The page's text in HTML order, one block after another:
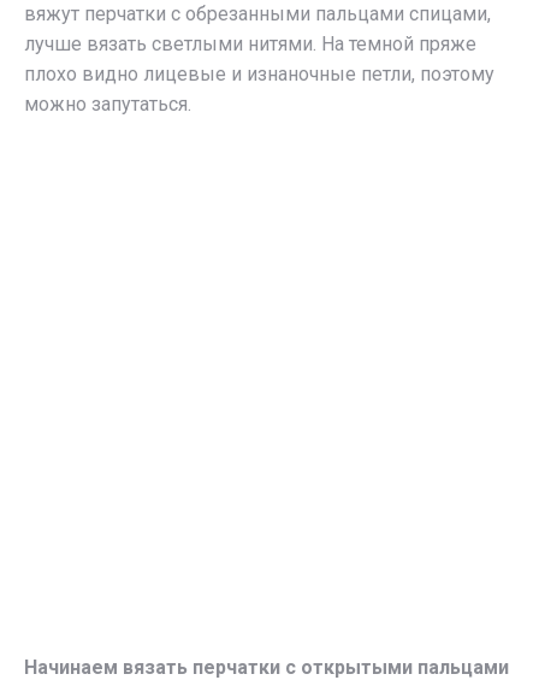
вяжут перчатки с обрезанными пальцами спицами,
лучше вязать светлыми нитями. На темной пряже
плохо видно лицевые и изнаночные петли, поэтому
можно запутаться.
Начинаем вязать перчатки с открытыми пальцами